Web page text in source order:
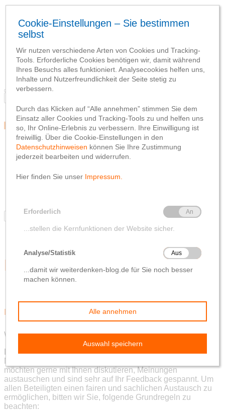
Team
Social Media
Netiquette
Datenschutzhinweis
Impressum
Blog
Team
Social Media
Netiquette
Netiquette DG Nexolution
Wir freuen uns über Ihre Beteiligung.
Die Kommentarfunktion unseres Blogs bietet Ihnen die
möchten gerne mit Ihnen diskutieren, Meinungen
austauschen und sind sehr auf Ihr Feedback gespannt. Um
allen Beteiligten einen fairen und sachlichen Austausch zu
ermöglichen, bitten wir Sie, folgende Grundregeln zu
beachten: